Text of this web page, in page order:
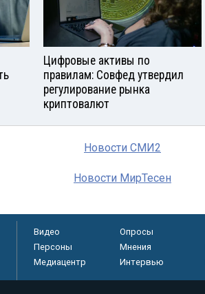
Цифровые активы по
правилам: Совфед утвердил
регулирование рынка
криптовалют
Новости СМИ2
Новости МирТесен
Видео Опросы
Персоны
Мнения
Медиацентр
Интервью